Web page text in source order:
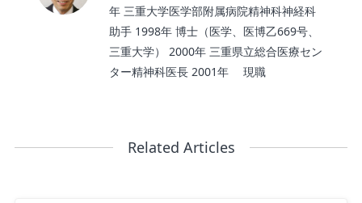
年 三重大学医学部附属病院精神科神経科
助手 1998年 博士（医学、医博乙669号、
三重大学） 2000年 三重県立総合医療セン
ター精神科医長 2001年 現職
Related Articles